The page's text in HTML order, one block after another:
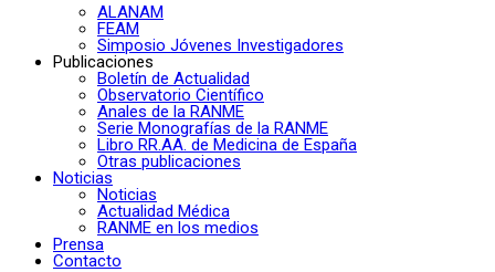
ALANAM
FEAM
Simposio Jóvenes Investigadores
Publicaciones
Boletín de Actualidad
Observatorio Científico
Anales de la RANME
Serie Monografías de la RANME
Libro RR.AA. de Medicina de España
Otras publicaciones
Noticias
Noticias
Actualidad Médica
RANME en los medios
Prensa
Contacto